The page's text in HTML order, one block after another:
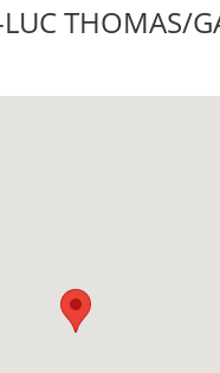
THOMAS/